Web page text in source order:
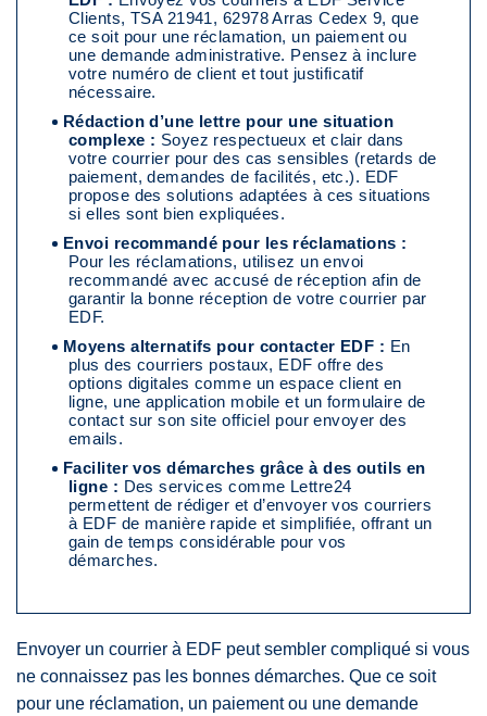
2.3. Comment envoyer un email à EDF ?
Où envoyer un courrier à EDF : plusieurs moyens
disponibles
Clients, TSA 21941, 62978 Arras Cedex 9, que
ce soit pour une réclamation, un paiement ou
une demande administrative. Pensez à inclure
votre numéro de client et tout justificatif
nécessaire.
Rédaction d’une lettre pour une situation
complexe : Soyez respectueux et clair dans
votre courrier pour des cas sensibles (retards de
paiement, demandes de facilités, etc.). EDF
propose des solutions adaptées à ces situations
si elles sont bien expliquées.
Envoi recommandé pour les réclamations :
Pour les réclamations, utilisez un envoi
recommandé avec accusé de réception afin de
garantir la bonne réception de votre courrier par
EDF.
Moyens alternatifs pour contacter EDF : En
plus des courriers postaux, EDF offre des
options digitales comme un espace client en
ligne, une application mobile et un formulaire de
contact sur son site officiel pour envoyer des
emails.
Faciliter vos démarches grâce à des outils en
ligne : Des services comme Lettre24
permettent de rédiger et d’envoyer vos courriers
à EDF de manière rapide et simplifiée, offrant un
gain de temps considérable pour vos
démarches.
Envoyer un courrier à EDF peut sembler compliqué si vous
ne connaissez pas les bonnes démarches. Que ce soit
pour une réclamation, un paiement ou une demande